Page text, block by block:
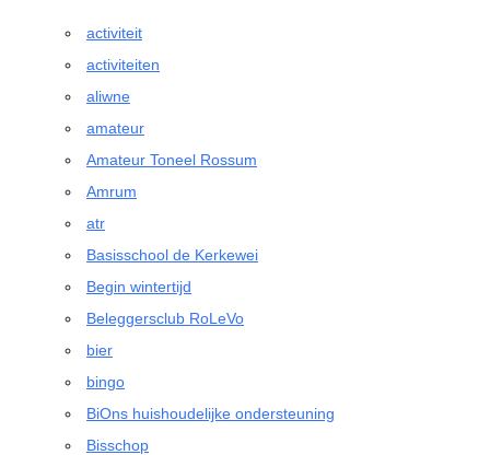
activiteit
activiteiten
aliwne
amateur
Amateur Toneel Rossum
Amrum
atr
Basisschool de Kerkewei
Begin wintertijd
Beleggersclub RoLeVo
bier
bingo
BiOns huishoudelijke ondersteuning
Bisschop